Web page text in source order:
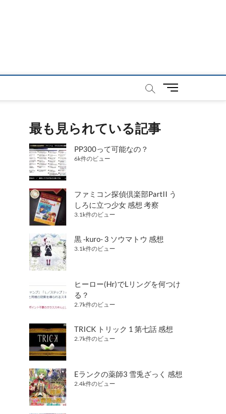
メ
最も見られている記事
PP300って可能なの？
6k件のビュー
ファミコン探偵倶楽部PartII う
しろに立つ少女 感想 考察
3.1k件のビュー
黒 -kuro- 3 ソウマトウ 感想
3.1k件のビュー
ヒーロー(Hr)でLリングを何つけ
る？
2.7k件のビュー
TRICK トリック 1 第七話 感想
2.7k件のビュー
Eランクの薬師3 雪兎ざっく 感想
2.4k件のビュー